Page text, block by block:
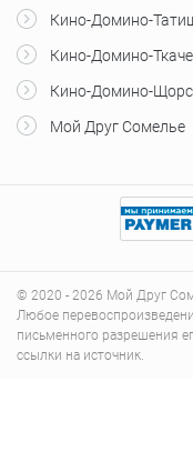
Кино-Домино-
Кино-Домино-
Кино-Домино-
Мой Друг Сомелье
© 2020 - 2026 Мой Друг
Любое
письменного разрешения
ссылки на источник.